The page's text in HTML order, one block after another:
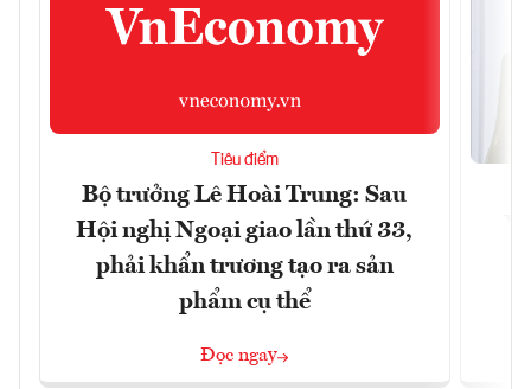
Bộ trưởng Lê Hoài Trung: Sau
Hội nghị Ngoại giao lần thứ 33,
phải khẩn trương tạo ra sản
phẩm cụ thể